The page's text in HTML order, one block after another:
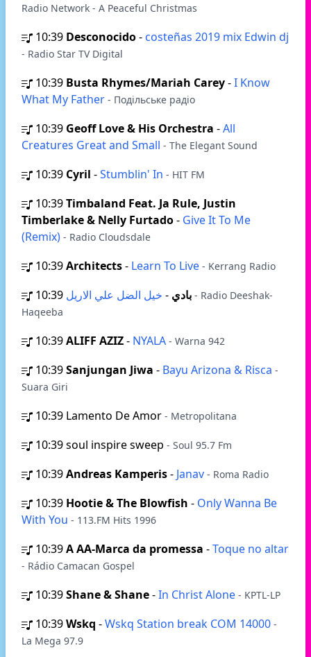
Radio Network - A Peaceful Christmas
10:39 Desconocido- costeñas 2019 mix Edwin dj
- Radio Star TV Digital
10:39 Busta Rhymes/Mariah Carey-I Know
What My Father - Подільське радіо
10:39 Geoff Love & His Orchestra -All
Creatures Great and Small - The Elegant Sound
10:39 Cyril -Stumblin' In - HIT FM
10:39Timbaland Feat. Ja Rule, Justin
Timberlake & Nelly Furtado- Give It To Me
(Remix) - Radio Cloudsdale
10:39Architects- Learn To Live - Kerrang Radio
10:39 بادي -
- Radio Deeshak-
Haqeeba
10:39ALIFF AZIZ- NYALA - Warna 942
10:39Sanjungan Jiwa - Bayu Arizona & Risca -
Suara Giri
10:39 Lamento De Amor - Metropolitana
10:39soul inspire sweep - Soul 95.7 Fm
10:39Andreas Kamperis- Janav - Roma Radio
10:39 Hootie & The Blowfish - Only Wanna Be
With You - 113.FM Hits 1996
10:39A AA-Marca da promessa -Toque no altar
- Rádio Camacan Gospel
10:39Shane & Shane-In Christ Alone - KPTL-LP
10:39Wskq -Wskq Station break COM 14000 -
La Mega 97.9